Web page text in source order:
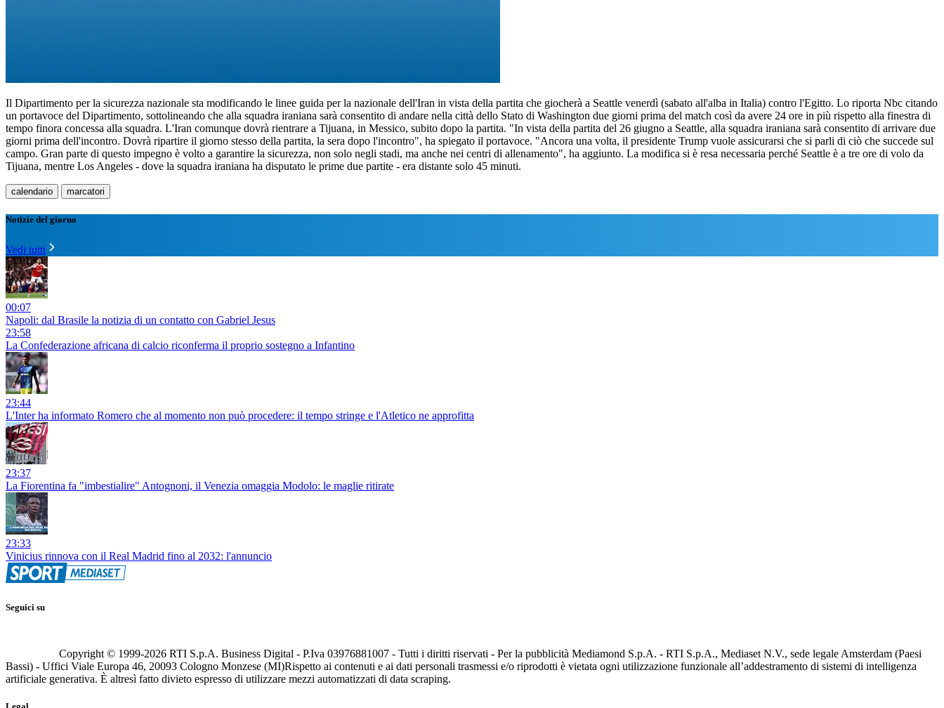
Il Dipartimento per la sicurezza nazionale sta modificando le linee guida per la nazionale dell'Iran in vista della partita che giocherà a Seattle venerdì (sabato all'alba in Italia) contro l'Egitto. Lo riporta Nbc citando
un portavoce del Dipartimento, sottolineando che alla squadra iraniana sarà consentito di andare nella città dello Stato di Washington due giorni prima del match così da avere 24 ore in più rispetto alla finestra di
tempo finora concessa alla squadra. L'Iran comunque dovrà rientrare a Tijuana, in Messico, subito dopo la partita. "In vista della partita del 26 giugno a Seattle, alla squadra iraniana sarà consentito di arrivare due
giorni prima dell'incontro. Dovrà ripartire il giorno stesso della partita, la sera dopo l'incontro", ha spiegato il portavoce. "Ancora una volta, il presidente Trump vuole assicurarsi che si parli di ciò che succede sul
campo. Gran parte di questo impegno è volto a garantire la sicurezza, non solo negli stadi, ma anche nei centri di allenamento", ha aggiunto. La modifica si è resa necessaria perché Seattle è a tre ore di volo da
Tijuana, mentre Los Angeles - dove la squadra iraniana ha disputato le prime due partite - era distante solo 45 minuti.
calendario marcatori
Notizie del giorno
Vedi tutti
00:07
Napoli: dal Brasile la notizia di un contatto con Gabriel Jesus
23:58
La Confederazione africana di calcio riconferma il proprio sostegno a Infantino
23:44
L'Inter ha informato Romero che al momento non può procedere: il tempo stringe e l'Atletico ne approfitta
23:37
La Fiorentina fa "imbestialire" Antognoni, il Venezia omaggia Modolo: le maglie ritirate
23:33
Vinicius rinnova con il Real Madrid fino al 2032: l'annuncio
Seguici su
Copyright © 1999-2026 RTI S.p.A. Business Digital - P.Iva 03976881007 - Tutti i diritti riservati - Per la pubblicità Mediamond S.p.A. - RTI S.p.A., Mediaset N.V., sede legale Amsterdam (Paesi
Bassi) - Uffici Viale Europa 46, 20093 Cologno Monzese (MI)Rispetto ai contenuti e ai dati personali trasmessi e/o riprodotti è vietata ogni utilizzazione funzionale all’addestramento di sistemi di intelligenza
artificiale generativa. È altresì fatto divieto espresso di utilizzare mezzi automatizzati di data scraping.